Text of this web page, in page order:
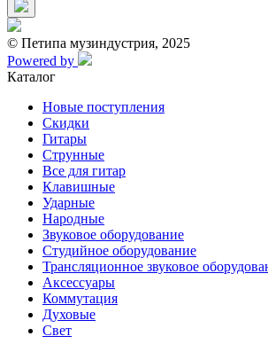
© Петипа музиндустрия, 2025
Powered by
Каталог
Новые поступления
Скидки
Гитары
Струнные
Все для гитар
Клавишные
Ударные
Народные
Звуковое оборудование
Студийное оборудование
Трансляционное звуковое
Аксессуары
Коммутация
Духовые
Свет